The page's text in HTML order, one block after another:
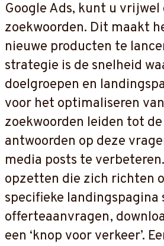
Google Ads, kunt u
zoekwoorden. Dit maakt
nieuwe producten te
strategie is de snelheid
doelgroepen en
voor het optimaliseren
zoekwoorden leiden tot
antwoorden op deze
media posts te
opzetten die zich richten
specifieke
offerteaanvragen,
een ‘knop voor verkeer’.